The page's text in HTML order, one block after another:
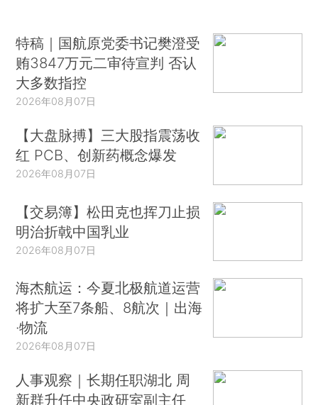
特稿｜国航原党委书记樊澄受
贿3847万元二审待宣判 否认
大多数指控
2026年08月07日
【大盘脉搏】三大股指震荡收
红 PCB、创新药概念爆发
2026年08月07日
【交易簿】松田克也挥刀止损
明治折戟中国乳业
2026年08月07日
海杰航运：今夏北极航道运营
将扩大至7条船、8航次｜出海
·物流
2026年08月07日
人事观察｜长期任职湖北 周
新群升任中央政研室副主任